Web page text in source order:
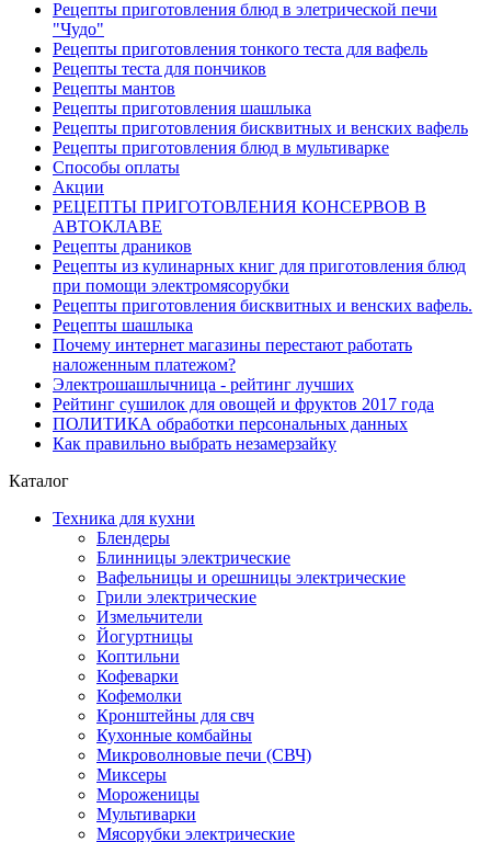
Рецепты приготовления блюд в элетрической печи
"Чудо"
Рецепты приготовления тонкого теста для вафель
Рецепты теста для пончиков
Рецепты мантов
Рецепты приготовления шашлыка
Рецепты приготовления бисквитных и венских вафель
Рецепты приготовления блюд в мультиварке
Способы оплаты
Акции
РЕЦЕПТЫ ПРИГОТОВЛЕНИЯ КОНСЕРВОВ В
АВТОКЛАВЕ
Рецепты драников
Рецепты из кулинарных книг для приготовления блюд
при помощи электромясорубки
Рецепты приготовления бисквитных и венских вафель.
Рецепты шашлыка
Почему интернет магазины перестают работать
наложенным платежом?
Электрошашлычница - рейтинг лучших
Рейтинг сушилок для овощей и фруктов 2017 года
ПОЛИТИКА обработки персональных данных
Как правильно выбрать незамерзайку
Каталог
Техника для кухни
Блендеры
Блинницы электрические
Вафельницы и орешницы электрические
Грили электрические
Измельчители
Йогуртницы
Коптильни
Кофеварки
Кофемолки
Кронштейны для свч
Кухонные комбайны
Микроволновые печи (СВЧ)
Миксеры
Мороженицы
Мультиварки
Мясорубки электрические